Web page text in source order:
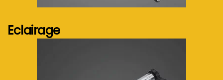
Eclairage